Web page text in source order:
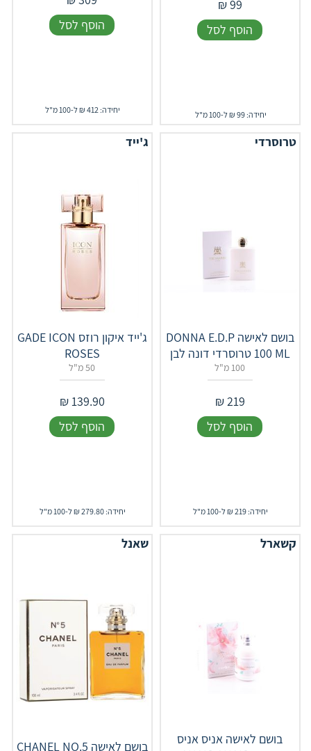
99
₪
הוסף לסל
יחידה: 99 ₪ ל-100 מ"ל
הוסף לסל
יחידה: 412 ₪ ל-100 מ"ל
טרוסרדי
בושם לאישה DONNA E.D.P
100 ML טרוסרדי דונה לבן
100 מ"ל
219
₪
הוסף לסל
יחידה: 219 ₪ ל-100 מ"ל
ג'ייד
ג'ייד איקון רוזס GADE ICON
ROSES
50 מ"ל
139.90
₪
הוסף לסל
יחידה: 279.80 ₪ ל-100 מ"ל
קשארל
בושם לאישה אניס אניס
שאנל
בושם לאישה CHANEL NO.5